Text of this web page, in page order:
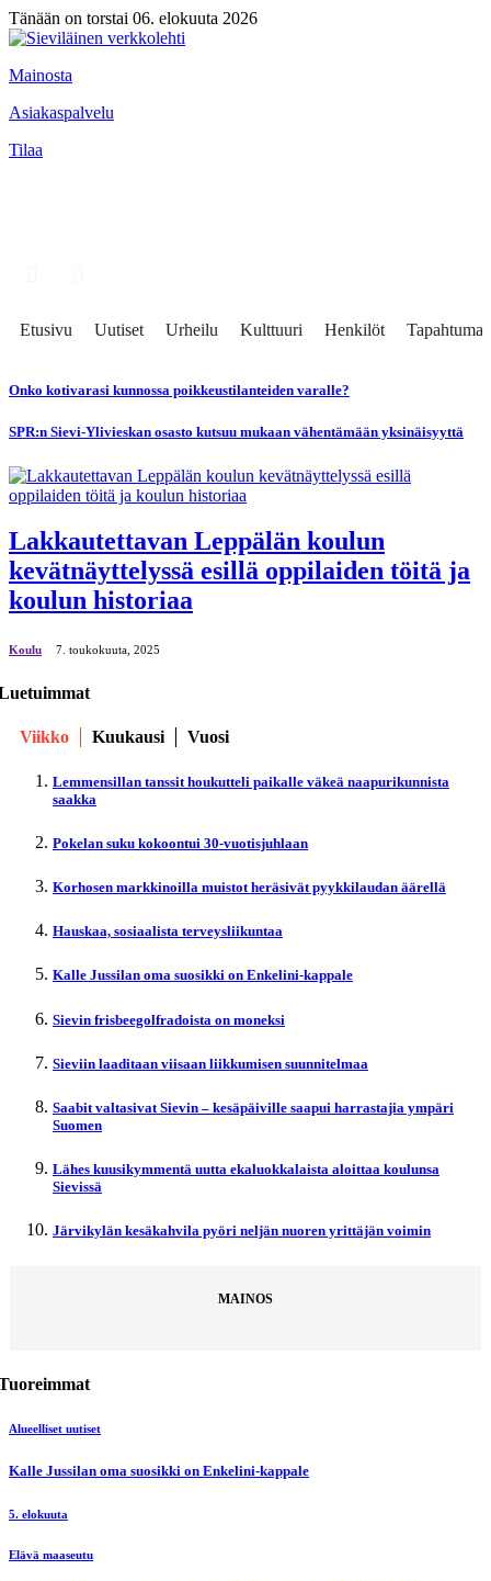
Tänään on torstai 06. elokuuta 2026
Mainosta
Asiakaspalvelu
Tilaa
Etusivu Uutiset Urheilu Kulttuuri Henkilöt Tapahtumat
Onko kotivarasi kunnossa poikkeustilanteiden varalle?
SPR:n Sievi-Ylivieskan osasto kutsuu mukaan vähentämään yksinäisyyttä
Lakkautettavan Leppälän koulun
kevätnäyttelyssä esillä oppilaiden töitä ja
koulun historiaa
Koulu 7. toukokuuta, 2025
Viikko Kuukausi Vuosi
Lemmensillan tanssit houkutteli paikalle väkeä naapurikunnista
saakka
Pokelan suku kokoontui 30-vuotisjuhlaan
Korhosen markkinoilla muistot heräsivät pyykkilaudan äärellä
Hauskaa, sosiaalista terveysliikuntaa
Kalle Jussilan oma suosikki on Enkelini-kappale
Sievin frisbeegolfradoista on moneksi
Sieviin laaditaan viisaan liikkumisen suunnitelmaa
Saabit valtasivat Sievin – kesäpäiville saapui harrastajia ympäri
Suomen
Lähes kuusikymmentä uutta ekaluokkalaista aloittaa koulunsa
Sievissä
Järvikylän kesäkahvila pyöri neljän nuoren yrittäjän voimin
MAINOS
Alueelliset uutiset
Kalle Jussilan oma suosikki on Enkelini-kappale
5. elokuuta
Elävä maaseutu